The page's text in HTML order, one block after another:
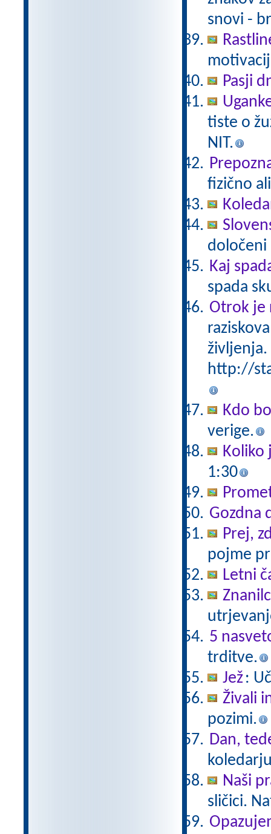
snovi -
Pasji
tiste o
NIT.
fizično
določeni
Kaj
spada
Otrok je
življenja.
http://
Kdo
verige.
Koliko
1:30
Gozdna
Prej,
pojme
Letni
5
trditve.
Jež:
Živali
pozimi.
Dan,
Naši
sličici.